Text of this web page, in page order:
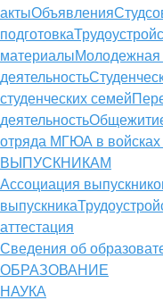
актыОбъявления
подготовка
материалыМолодежная
деятельность
студенческих семей
деятельность
отряда МГЮА в войсках
ВЫПУСКНИКАМ
Ассоциация
выпускника
аттестация
Сведения об
ОБРАЗОВАНИЕ
НАУКА